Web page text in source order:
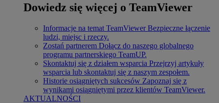
Dowiedz się więcej o TeamViewer
Informacje na temat TeamViewer Bezpieczne łączenie
ludzi, miejsc i rzeczy.
Zostań partnerem Dołącz do naszego globalnego
programu partnerskiego TeamUP.
Skontaktuj się z działem wsparcia Przejrzyj artykuły
wsparcia lub skontaktuj się z naszym zespołem.
Historie osiągniętych sukcesów Zapoznaj się z
wynikami osiągniętymi przez klientów TeamViewer.
AKTUALNOŚCI